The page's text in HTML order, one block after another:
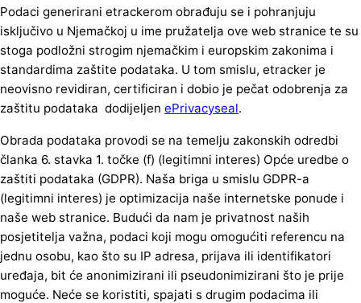
Podaci generirani etrackerom obrađuju se i pohranjuju
isključivo u Njemačkoj u ime pružatelja ove web stranice te su
stoga podložni strogim njemačkim i europskim zakonima i
standardima zaštite podataka. U tom smislu, etracker je
neovisno revidiran, certificiran i dobio je pečat odobrenja za
zaštitu podataka dodijeljen ePrivacyseal.
Obrada podataka provodi se na temelju zakonskih odredbi
članka 6. stavka 1. točke (f) (legitimni interes) Opće uredbe o
zaštiti podataka (GDPR). Naša briga u smislu GDPR-a
(legitimni interes) je optimizacija naše internetske ponude i
naše web stranice. Budući da nam je privatnost naših
posjetitelja važna, podaci koji mogu omogućiti referencu na
jednu osobu, kao što su IP adresa, prijava ili identifikatori
uređaja, bit će anonimizirani ili pseudonimizirani što je prije
moguće. Neće se koristiti, spajati s drugim podacima ili